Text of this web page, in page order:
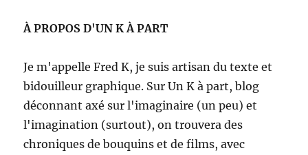
À PROPOS D'UN K À PART
Je m'appelle Fred K, je suis artisan du texte et
bidouilleur graphique. Sur Un K à part, blog
déconnant axé sur l'imaginaire (un peu) et
l'imagination (surtout), on trouvera des
chroniques de bouquins et de films, avec